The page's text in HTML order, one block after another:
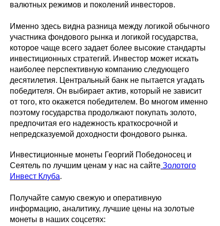
валютных режимов и поколений инвесторов.
Именно здесь видна разница между логикой обычного
участника фондового рынка и логикой государства,
которое чаще всего задает более высокие стандарты
инвестиционных стратегий. Инвестор может искать
наиболее перспективную компанию следующего
десятилетия. Центральный банк не пытается угадать
победителя. Он выбирает актив, который не зависит
от того, кто окажется победителем. Во многом именно
поэтому государства продолжают покупать золото,
предпочитая его надежность краткосрочной и
непредсказуемой доходности фондового рынка.
Инвестиционные монеты Георгий Победоносец и
Сеятель по лучшим ценам у нас на сайте Золотого
Инвест Клуба.
Получайте самую свежую и оперативную
информацию, аналитику, лучшие цены на золотые
монеты в наших соцсетях: